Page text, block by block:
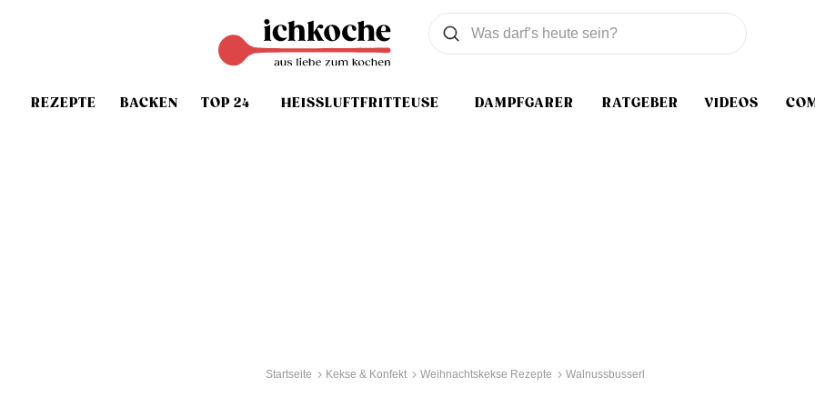
REZEPTE BACKEN TOP 24 HEISSLUFTFRITTEUSE DAMPFGARER RATGEBER VIDEOS
Was wollen Sie suchen
Suchen
Startseite Kekse & Konfekt Weihnachtskekse Rezepte Walnussbusserl